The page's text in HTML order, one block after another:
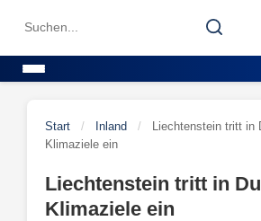
Search
Search
Start / Inland /
Liechtenstein tritt in
Klimaziele ein
Liechtenstein tritt in
Klimaziele ein